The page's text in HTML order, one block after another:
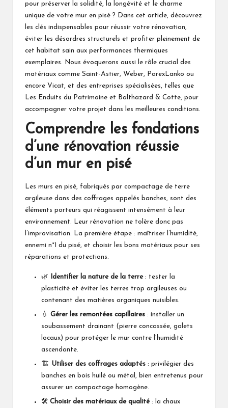
pour préserver la solidité, la longévité et le charme
unique de votre mur en pisé ? Dans cet article, découvrez
les clés indispensables pour réussir votre rénovation,
éviter les désordres structurels et profiter pleinement de
cet habitat sain aux performances thermiques
exemplaires. Nous évoquerons aussi le rôle crucial des
matériaux comme Saint-Astier, Weber, ParexLanko ou
encore Vicat, et des entreprises spécialisées, telles que
Les Enduits du Patrimoine et Balthazard & Cotte, pour
accompagner votre projet dans les meilleures conditions.
Comprendre les fondations
d’une rénovation réussie
d’un mur en pisé
Les murs en pisé, fabriqués par compactage de terre
argileuse dans des coffrages appelés banches, sont des
éléments porteurs qui réagissent intensément à leur
environnement. Leur rénovation ne tolère donc pas
l’improvisation. La première étape : maîtriser l’humidité,
ennemi n°1 du pisé, et choisir les bons matériaux pour ses
réparations et protections.
🌿 Identifier la nature de la terre: tester la
plasticité et éviter les terres trop argileuses ou
contenant des matières organiques nuisibles.
💧 Gérer les remontées capillaires : installer un
soubassement drainant (pierre concassée, galets
locaux) pour protéger le mur contre l’humidité
ascendante.
🏗️ Utiliser des coffrages adaptés : privilégier des
banches en bois huilé ou métal, bien entretenus pour
assurer un compactage homogène.
🛠️ Choisir des matériaux de qualité: la chaux